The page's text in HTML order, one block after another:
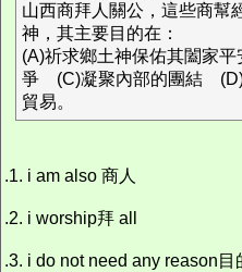
山西商拜人關公，這些商幫
神，其主要目的在：
(A)祈求鄉土神保佑其闔家
爭 (C)凝聚內部的團結 (D)
貿易。
.1. i am also 商人
.2. i worship拜 all
.3. i do not need any reason目